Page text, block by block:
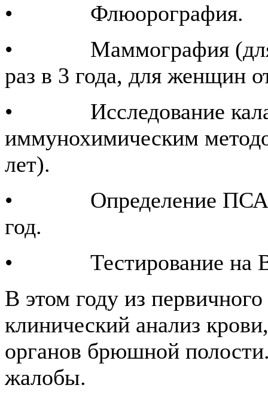
• Флюорография.
• Маммография (для
раз в 3 года, для женщин
• Исследование кала
иммунохимическим
лет).
• Определение ПСА в
год.
• Тестирование на
В этом году из
клинический анализ
органов брюшной
жалобы.